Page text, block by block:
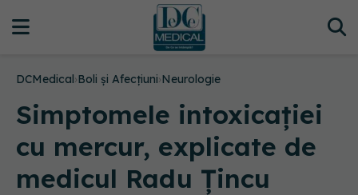
DCMedical›Boli și Afecțiuni›Neurologie
Simptomele intoxicației
cu mercur, explicate de
medicul Radu Țincu